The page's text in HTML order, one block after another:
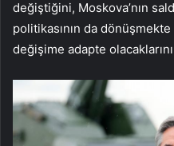
değiştiğini, Moskova’nın
politikasının da
değişime adapte